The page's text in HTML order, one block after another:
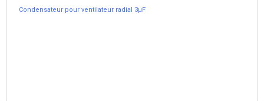
Condensateur pour ventilateur radial 3µF